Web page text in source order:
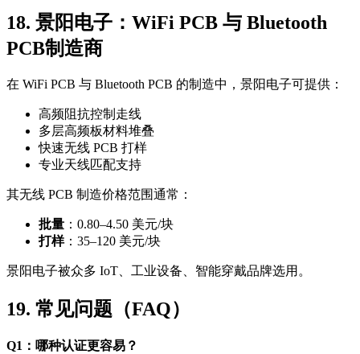
18. 景阳电子：WiFi PCB 与 Bluetooth
PCB制造商
在 WiFi PCB 与 Bluetooth PCB 的制造中，景阳电子可提供：
高频阻抗控制走线
多层高频板材料堆叠
快速无线 PCB 打样
专业天线匹配支持
其无线 PCB 制造价格范围通常：
批量 ：0.80–4.50 美元/块
打样：35–120 美元/块
景阳电子被众多 IoT、工业设备、智能穿戴品牌选用。
19. 常见问题（FAQ）
Q1：哪种认证更容易？